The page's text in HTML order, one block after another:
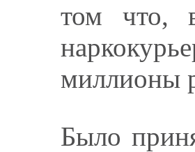
том что,
миллионы
Было